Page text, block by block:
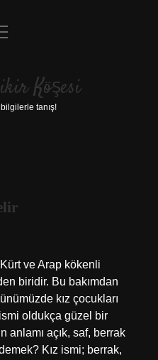
UyarıKöşesi
tanış!
ve Arap kökenli
biridir. Bu bakımdan
kız çocukları
oldukça güzel bir
anlamı açık, saf, berrak
Kız ismi; berrak,